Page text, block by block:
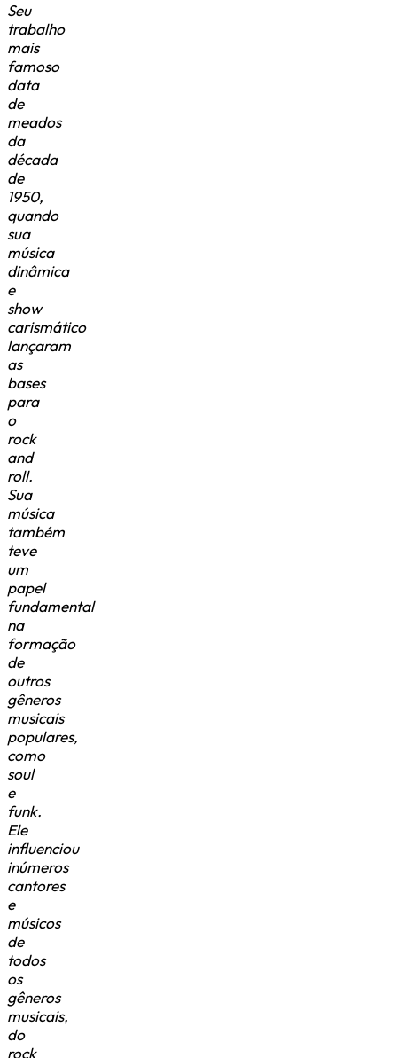
Seu
trabalho
mais
famoso
data
de
meados
da
década
de
1950,
quando
sua
música
dinâmica
e
show
carismático
lançaram
as
bases
para
o
rock
and
roll.
Sua
música
também
teve
um
papel
fundamental
na
formação
de
outros
gêneros
musicais
populares,
como
soul
e
funk.
Ele
influenciou
inúmeros
cantores
e
músicos
de
todos
os
gêneros
musicais,
do
rock